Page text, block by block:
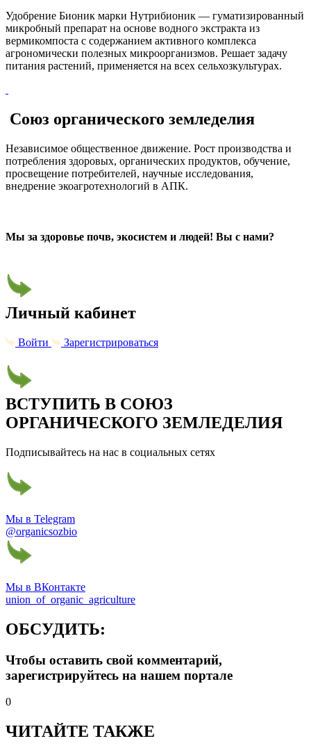
Удобрение Бионик марки Нутрибионик — гуматизированный
микробный препарат на основе водного экстракта из
вермикомпоста с содержанием активного комплекса
агрономически полезных микроорганизмов. Решает задачу
питания растений, применяется на всех сельхозкультурах.
Союз органического земледелия
Независимое общественное движение. Рост производства и
потребления здоровых, органических продуктов, обучение,
просвещение потребителей, научные исследования,
внедрение экоагротехнологий в АПК.
Мы за здоровье почв, экосистем и людей! Вы с нами?
Личный кабинет
Войти Зарегистрироваться
ВСТУПИТЬ В СОЮЗ
ОРГАНИЧЕСКОГО ЗЕМЛЕДЕЛИЯ
Подписывайтесь на нас в социальных сетях
Мы в Telegram
@organicsozbio
Мы в ВКонтакте
union_of_organic_agriculture
ОБСУДИТЬ:
Чтобы оставить свой комментарий,
зарегистрируйтесь на нашем портале
0
ЧИТАЙТЕ ТАКЖЕ